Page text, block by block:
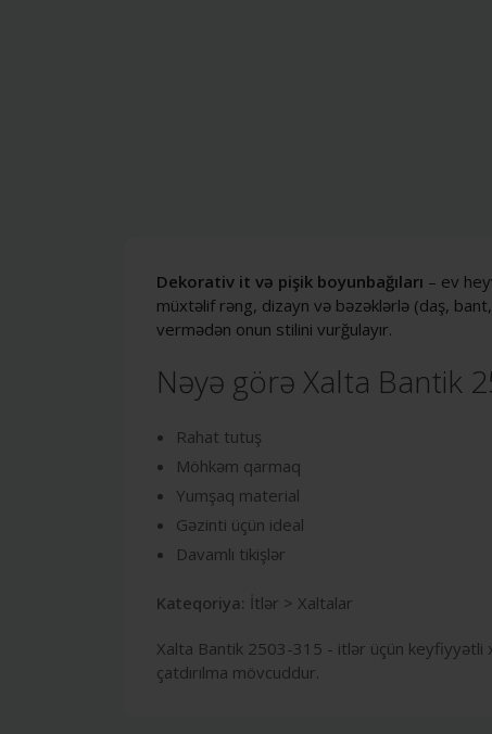
Dekorativ it və pişik boyunbağıları – ev
müxtəlif rəng, dizayn və bəzəklərlə (daş,
vermədən onun stilini vurğulayır.
Nəyə görə Xalta Bantik
Rahat tutuş
Möhkəm qarmaq
Yumşaq material
Gəzinti üçün ideal
Davamlı tikişlər
Kateqoriya: İtlər > Xaltalar
Xalta Bantik 2503-315 - itlər üçün keyfiyyətli
çatdırılma mövcuddur.